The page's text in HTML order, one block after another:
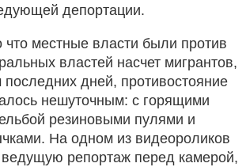
депортации.
что местные власти были против
властей насчет мигрантов,
последних дней, противостояние
нешуточным: с горящими
резиновыми пулями и
На одном из видеороликов
ведущую репортаж перед камерой,